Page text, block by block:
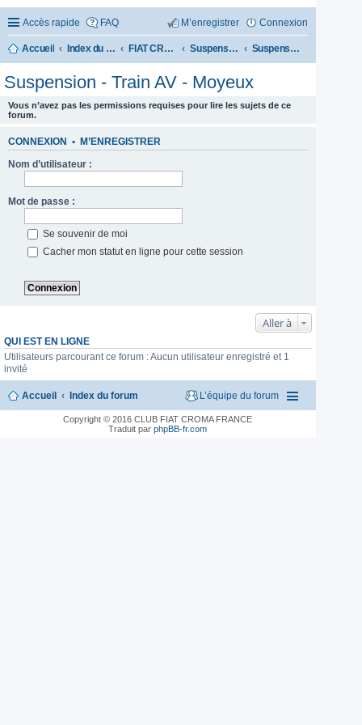
Accès rapide FAQ Connexion
M’enregistrer
Accueil Index du forum FIAT CROMA 1985-1996 Suspension et roues Suspension - Train AV - Moyeux
Suspension - Train AV - Moyeux
Vous n’avez pas les permissions requises pour lire les sujets de ce
forum.
CONNEXION • M’ENREGISTRER
Nom d’utilisateur :
Mot de passe :
Se souvenir de moi
Cacher mon statut en ligne pour cette session
Aller à
QUI EST EN LIGNE
Utilisateurs parcourant ce forum : Aucun utilisateur enregistré et 1
invité
Accueil Index du forum L’équipe du forum
Copyright © 2016 CLUB FIAT CROMA FRANCE
Traduit parphpBB-fr.com